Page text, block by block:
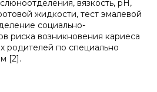
вязкость, рН,
жидкости, тест эмалевой
социально-
риска возникновения кариеса
родителей по специально
[2].